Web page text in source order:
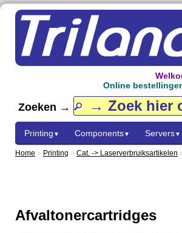
Online
Zoeken →
Printing ▼ Components▼ Servers▼
Home » Printing » Cat. -> Laserverbruiksartikelen
Afvaltonercartridges